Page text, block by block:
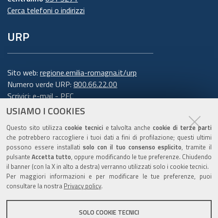
USIAMO I COOKIES
Questo sito utilizza cookie tecnici e talvolta anchecookie di terze parti
che potrebbero raccogliere i tuoi dati a fini di profilazione; questi ultimi
possono essere installatisolo con il tuo consenso esplicito, tramite il
pulsanteAccetta tutto, oppure modificando le tue preferenze. Chiudendo
il banner (con la X in alto a destra) verranno utilizzati solo i cookie tecnici.
Per maggiori informazioni e per modificare le tue preferenze, puoi
consultare la nostra Privacy policy.
SOLO COOKIE TECNICI
trattamento
effettuato dalla Giunta della Regione Emilia-
Romagna per lo svolgimento di funzioni
istituzionali e, pertanto, ai sensi dell'art. 6
comma 1 lett. e) del Regolamento europeo n.
679/2016, non necessita del suo consenso.I dati
personali sono trattati per la seguente
finalità: rispondere alle sue richieste
Per garantire l'efficienza del servizio, la
informiamo inoltre che i dati potrebbero essere
verificare il grado di soddisfazione degli utenti
Cerca telefoni o indirizzi
URP
Sito web: regione.emilia-romagna.it/urp
Numero verde URP: 800.66.22.00
Scrivici:e-mail-PEC
Trasparenza
Amministrazione trasparente
Note legali e copyright
Privacy e cookie
Gestisci i cookie
Dichiarazione di accessibilità